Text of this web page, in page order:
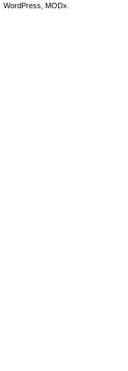
WordPress, MODx.